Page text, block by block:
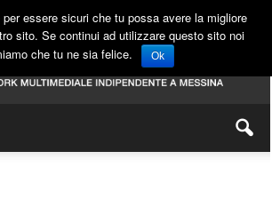
essere sicuri che tu possa avere la migliore
sito. Se continui ad utilizzare questo sito noi
che tu ne sia felice.
Ok